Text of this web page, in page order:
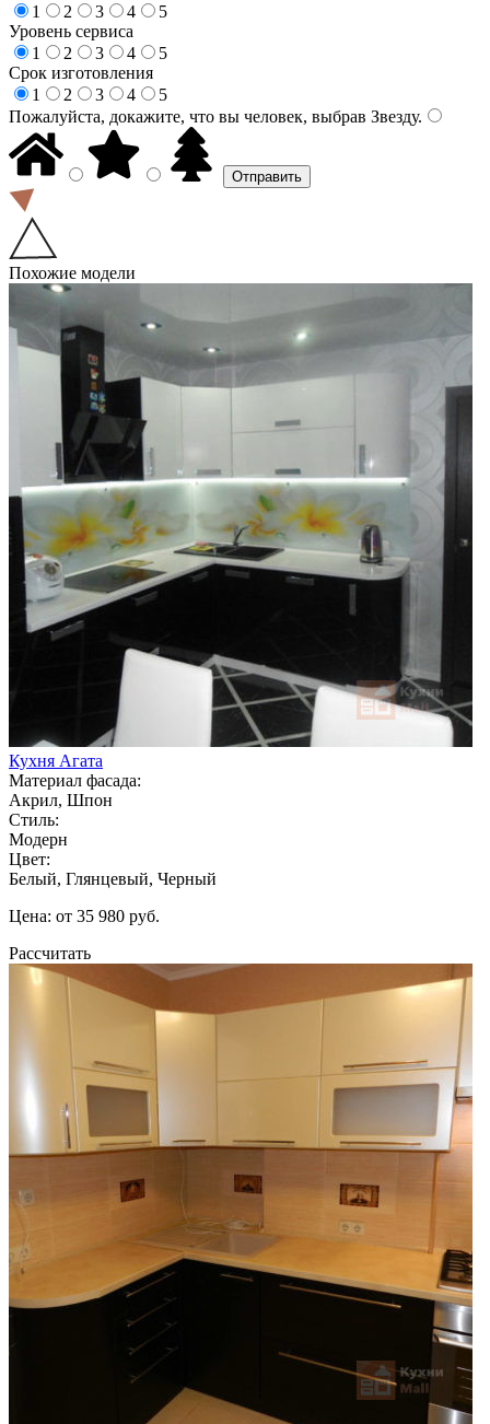
1
2 3 4
5
Уровень сервиса
1
2 3 4
5
Срок изготовления
1
2 3 4
5
Пожалуйста, докажите, что вы человек, выбрав Звезду.
Похожие модели
Кухня Агата
Материал фасада:
Акрил, Шпон
Стиль:
Модерн
Цвет:
Белый, Глянцевый, Черный
Цена: от 35 980 руб.
Рассчитать